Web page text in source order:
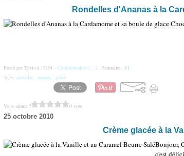
Rondelles d'Ananas à la
Posté par Tyxia à 15:54 - Commentaires […]- Permalien [#]
Tags: chocolat, ananas, glace
Vous aimez ? 0 vote
25 octobre 2010
Crème glacée à la
Bonjour,
c'est